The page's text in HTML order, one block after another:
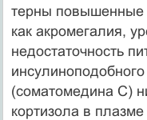
терны повышенные
как акромегалия,
недостаточность
(соматомедина С)
кортизола в